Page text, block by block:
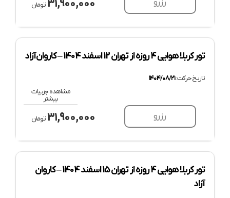
31,900,000تومان
تور کربلا هوایی 4 روزه از تهران 12 اسفند 1404 – کاروان آزاد
تاریخ حرکت:۱۴۰۴/۰۸/۲۱
31,900,000تومان رزرو
مشاهده جزییات
بیشتر
تور کربلا هوایی 4 روزه از تهران 15 اسفند 1404 – کاروان
آزاد